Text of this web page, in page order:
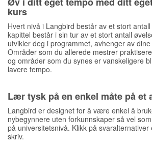
kurs
Hvert nivå i Langbird består av et stort
kapittel består i sin tur av et stort antall
utvikler deg i programmet, avhenger av
Områder som du allerede mestrer
og områder som du synes er vanskeligere
lavere tempo.
Lær tysk på en enkel måte på et
Langbird er designet for å være enkel å
nybegynnere uten forkunnskaper så vel
på universitetsnivå. Klikk på svaralternativer
skriv.